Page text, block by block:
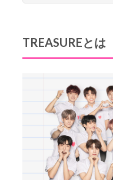
TREASUREとは